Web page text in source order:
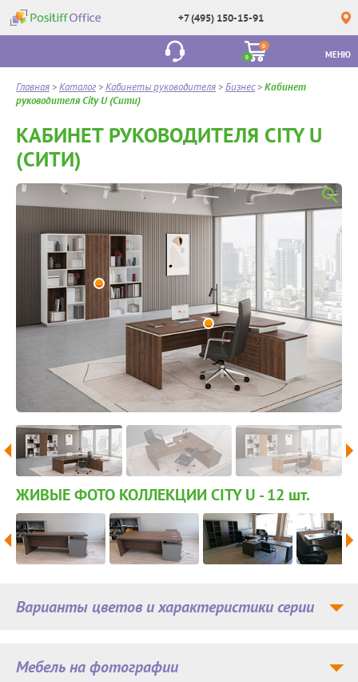
+7 (495) 150-15-91
0
0
МЕНЮ
Главная >Каталог >Кабинеты руководителя >Бизнес>Кабинет
руководителя City U (Сити)
КАБИНЕТ РУКОВОДИТЕЛЯ CITY U
(СИТИ)
ЖИВЫЕ ФОТО КОЛЛЕКЦИИ CITY U - 12 шт.
Мебель на фотографии
Варианты цветов и характеристики серии